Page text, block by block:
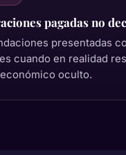
pagadas no
presentadas
cuando en realidad
oculto.